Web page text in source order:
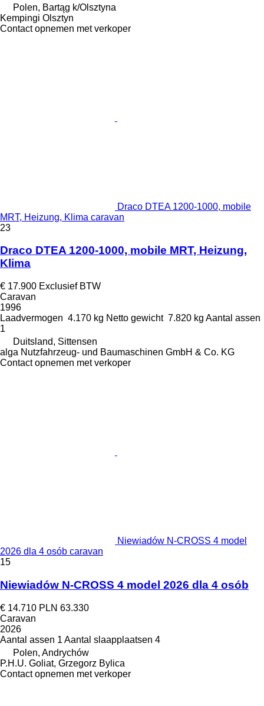
Polen, Bartąg k/Olsztyna
Kempingi Olsztyn
Contact opnemen met verkoper
Draco DTEA 1200-1000, mobile
MRT, Heizung, Klima caravan
23
Draco DTEA 1200-1000, mobile MRT, Heizung,
Klima
€ 17.900 Exclusief BTW
Caravan
1996
Laadvermogen 4.170 kg Netto gewicht 7.820 kg Aantal assen
1
Duitsland, Sittensen
alga Nutzfahrzeug- und Baumaschinen GmbH & Co. KG
Contact opnemen met verkoper
Niewiadów N-CROSS 4 model
2026 dla 4 osób caravan
15
Niewiadów N-CROSS 4 model 2026 dla 4 osób
€ 14.710 PLN 63.330
Caravan
2026
Aantal assen 1 Aantal slaapplaatsen 4
Polen, Andrychów
P.H.U. Goliat, Grzegorz Bylica
Contact opnemen met verkoper